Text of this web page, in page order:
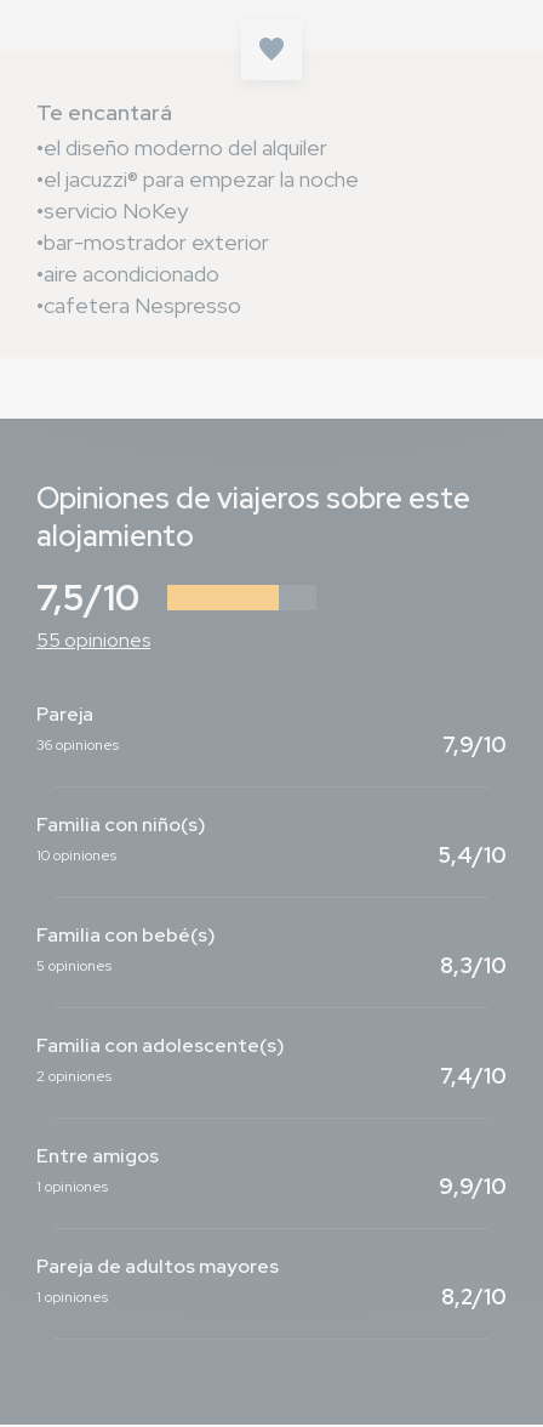
Te encantará
el diseño moderno del alquiler
el jacuzzi® para empezar la noche
servicio NoKey
bar-mostrador exterior
aire acondicionado
cafetera Nespresso
Opiniones de viajeros sobre este
alojamiento
7,5/10
55 opiniones
Pareja
36 opiniones 7,9/10
Familia con niño(s)
10 opiniones 5,4/10
Familia con bebé(s)
5 opiniones 8,3/10
Familia con adolescente(s)
2 opiniones 7,4/10
Entre amigos
1 opiniones 9,9/10
Pareja de adultos mayores
1 opiniones 8,2/10